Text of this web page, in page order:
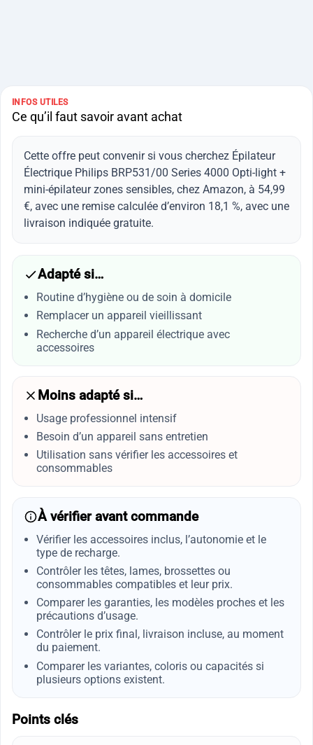
INFOS UTILES
Ce qu’il faut savoir avant achat
Cette offre peut convenir si vous cherchez Épilateur
Électrique Philips BRP531/00 Series 4000 Opti-light +
mini-épilateur zones sensibles, chez Amazon, à 54,99
€, avec une remise calculée d’environ 18,1 %, avec une
livraison indiquée gratuite.
Adapté si…
Routine d’hygiène ou de soin à domicile
Remplacer un appareil vieillissant
Recherche d’un appareil électrique avec
accessoires
Moins adapté si…
Usage professionnel intensif
Besoin d’un appareil sans entretien
Utilisation sans vérifier les accessoires et
consommables
À vérifier avant commande
Vérifier les accessoires inclus, l’autonomie et le
type de recharge.
Contrôler les têtes, lames, brossettes ou
consommables compatibles et leur prix.
Comparer les garanties, les modèles proches et les
précautions d’usage.
Contrôler le prix final, livraison incluse, au moment
du paiement.
Comparer les variantes, coloris ou capacités si
plusieurs options existent.
Points clés